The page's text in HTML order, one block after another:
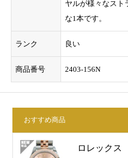
ヤルが様々なスト
な1本です。
ランク 良い
商品番号 2403-156N
おすすめ商品
ロレックス